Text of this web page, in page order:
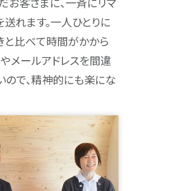
れます。一人ひとりに
と比べて時間がかから
やメールアドレスを間違
ので、精神的にも楽にな